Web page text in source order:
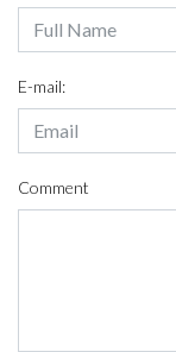
E-mail:
Comment